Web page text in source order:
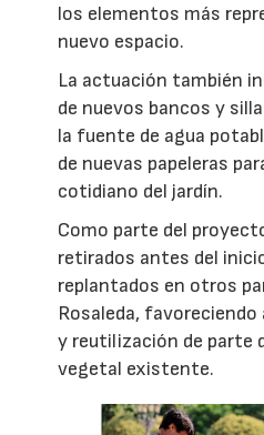
los elementos más
nuevo espacio.
La actuación también
de nuevos bancos y
la fuente de agua
de nuevas papeleras
cotidiano del jardín.
Como parte del
retirados antes del
replantados en otros
Rosaleda,
y reutilización de parte
vegetal existente.